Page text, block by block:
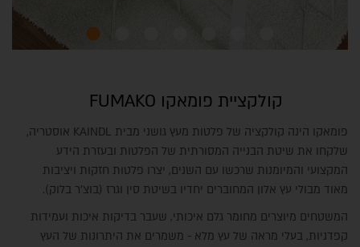
קולקציית פומאקו FUMAKO
פומאקו הינה קולקציה של פלטות מעץ גושני מבית KAINDL אוסטריה,
שלקחו את שיטת הבנייה המסורתית של הפלטות ובעזרת הידע
המקצועי והמיומנות שרכשו עם השנים, יצרו פלטות חזקות ויציבות
מאוד מבולי עץ אלון המחוברים יחדיו בשיטת סין וגרז (בוצ'ר בלוק).
המשטחים מיוצרים מחומר גלם איכותי, שעבר בדיקות איכות ועמידות
קפדניות, בעלי מראה של עץ מלא - משמרים את היתרונות של העץ